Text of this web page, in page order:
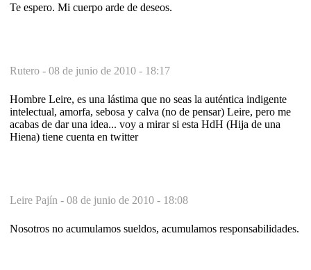
Te espero. Mi cuerpo arde de deseos.
Rutero - 08 de junio de 2010 - 18:17
Hombre Leire, es una lástima que no seas la auténtica indigente
intelectual, amorfa, sebosa y calva (no de pensar) Leire, pero me
acabas de dar una idea... voy a mirar si esta HdH (Hija de una
Hiena) tiene cuenta en twitter
Leire Pajín - 08 de junio de 2010 - 18:08
Nosotros no acumulamos sueldos, acumulamos responsabilidades.